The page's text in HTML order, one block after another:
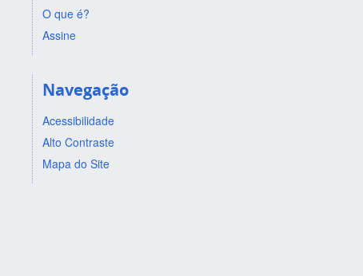
O que é?
Assine
Navegação
Acessibilidade
Alto Contraste
Mapa do Site